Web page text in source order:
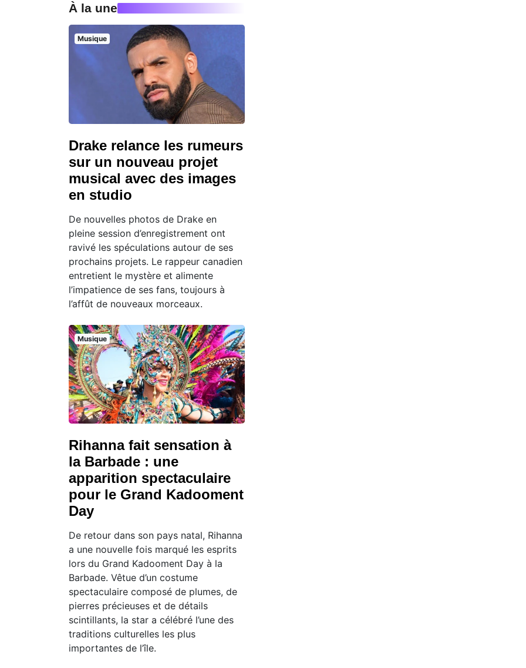
À la une
Musique
Drake relance les rumeurs
sur un nouveau projet
musical avec des images
en studio
De nouvelles photos de Drake en
pleine session d’enregistrement ont
ravivé les spéculations autour de ses
prochains projets. Le rappeur canadien
entretient le mystère et alimente
l’impatience de ses fans, toujours à
l’affût de nouveaux morceaux.
Musique
Rihanna fait sensation à
la Barbade : une
apparition spectaculaire
pour le Grand Kadooment
Day
De retour dans son pays natal, Rihanna
a une nouvelle fois marqué les esprits
lors du Grand Kadooment Day à la
Barbade. Vêtue d’un costume
spectaculaire composé de plumes, de
pierres précieuses et de détails
scintillants, la star a célébré l’une des
traditions culturelles les plus
importantes de l’île.